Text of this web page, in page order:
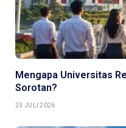
Mengapa Universitas
Sorotan?
23 JULI 2026